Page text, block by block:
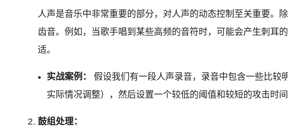
人声是音乐中非常重要的部分，对人声的动态控制至关重要。
齿音。例如，当歌手唱到某些高频的音符时，可能会产生刺耳
适。
实战案例：
假设我们有一段人声录音，录音中包含一些比较
实际情况调整），然后设置一个较低的阈值和较短的攻击时
鼓组处理：